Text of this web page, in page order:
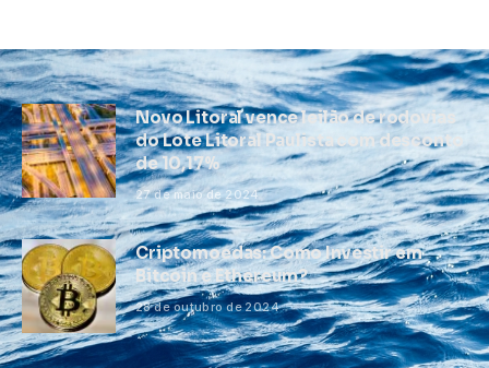
Novo Litoral vence leilão de rodovias
do Lote Litoral Paulista com desconto
de 10,17%
27 de maio de 2024
Criptomoedas: Como Investir em
Bitcoin e Ethereum?
28 de outubro de 2024